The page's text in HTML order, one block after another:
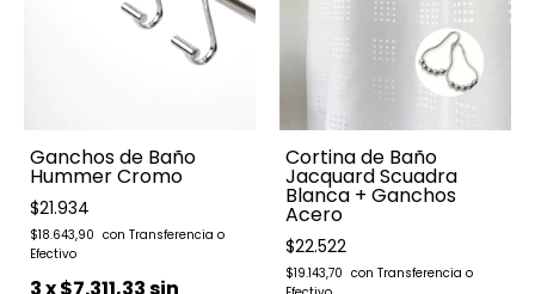
Ganchos de Baño
Hummer Cromo
$21.934
$18.643,90
Cortina de Baño
Jacquard Scuadra
Blanca + Ganchos
Acero
$22.522
$19.143,70